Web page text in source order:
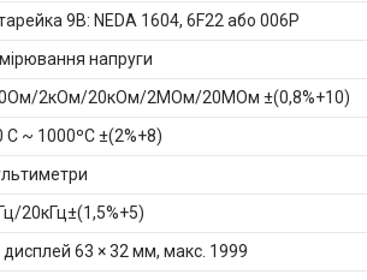
9В: NEDА 1604, 6F22 або 006P
напруги
2кОм/20кОм/2МОм/20МОм ±(0,8%+10)
C ~ 1000ºC ±(2%+8)
20кГц±(1,5%+5)
63 × 32 мм, макс. 1999